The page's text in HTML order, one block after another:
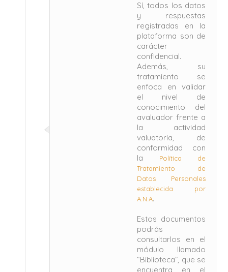
Sí, todos los datos
y respuestas
registradas en la
plataforma son de
carácter
confidencial.
Además, su
tratamiento se
enfoca en validar
el nivel de
conocimiento del
avaluador frente a
la actividad
valuatoria, de
conformidad con
la
Política de
Tratamiento de
Datos Personales
establecida por
A.N.A.
Estos documentos
podrás
consultarlos en el
módulo llamado
“Biblioteca”, que se
encuentra en el